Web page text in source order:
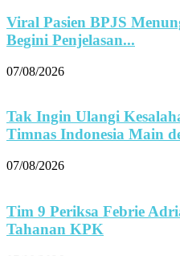
Viral Pasien BPJS
Begini Penjelasan...
07/08/2026
Tak Ingin Ulangi
Timnas Indonesia Main
07/08/2026
Tim 9 Periksa Febrie
Tahanan KPK